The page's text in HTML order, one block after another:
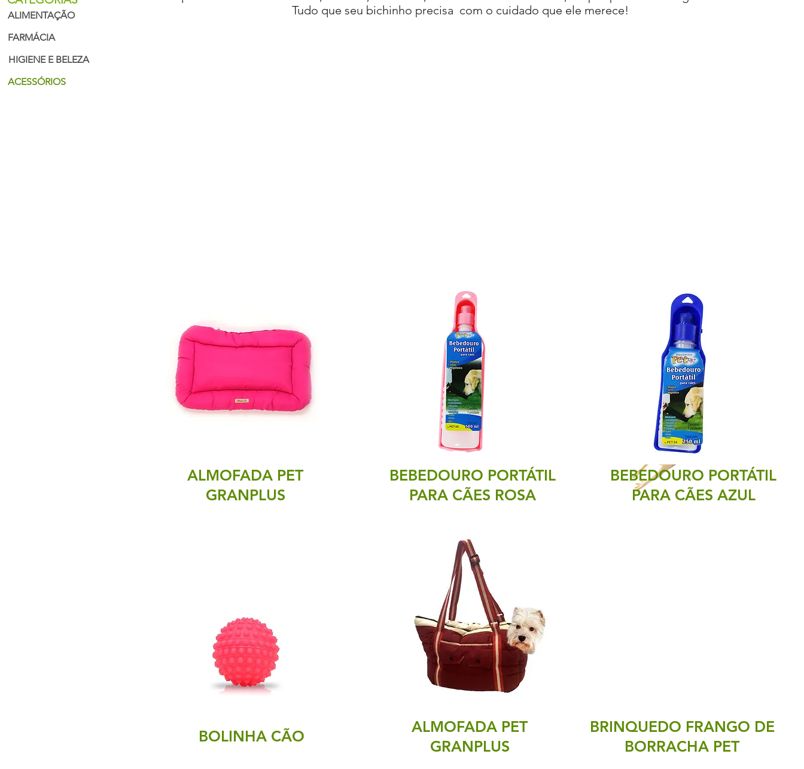
ACESSÓRIOS
HIGIENE E BELEZA
FARMÁCIA
ALIMENTAÇÃO
Tudo que seu bichinho precisa com o cuidado que ele merece!
ALMOFADA PET
GRANPLUS
BEBEDOURO PORTÁTIL
PARA CÃES ROSA
BEBEDOURO PORTÁTIL
PARA CÃES AZUL
BOLINHA CÃO
ALMOFADA PET
GRANPLUS
BRINQUEDO FRANGO DE
BORRACHA PET